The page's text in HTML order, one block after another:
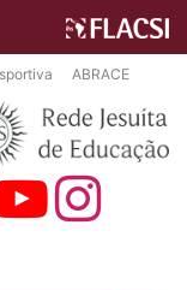
ABRACE